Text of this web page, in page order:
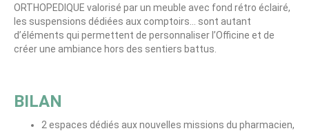
ORTHOPEDIQUE valorisé par un meuble avec fond rétro éclairé,
les suspensions dédiées aux comptoirs… sont autant
d’éléments qui permettent de personnaliser l’Officine et de
créer une ambiance hors des sentiers battus.
BILAN
2 espaces dédiés aux nouvelles missions du pharmacien,